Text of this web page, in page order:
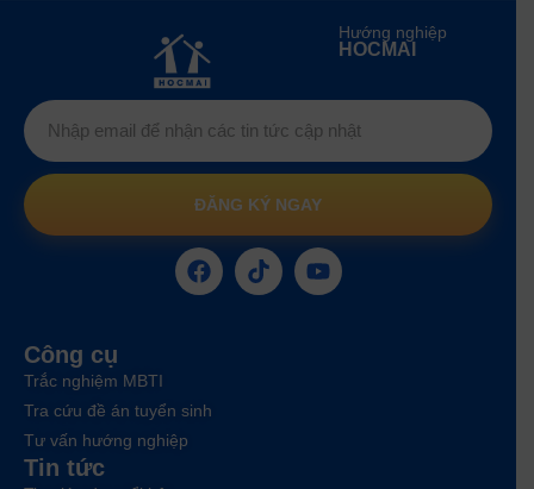
Hướng nghiệp
HOCMAI
ĐĂNG KÝ NGAY
Công cụ
Trắc nghiệm MBTI
Tra cứu đề án tuyển sinh
Tư vấn hướng nghiệp
Tin tức